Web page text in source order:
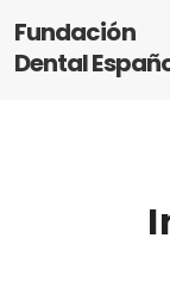
Fundación
Dental